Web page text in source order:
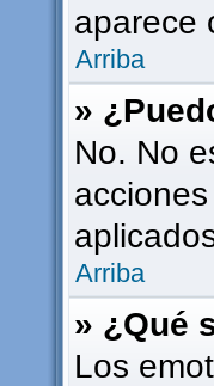
aparece
Arriba
»
No. No
Arriba
» ¿Qué
Los